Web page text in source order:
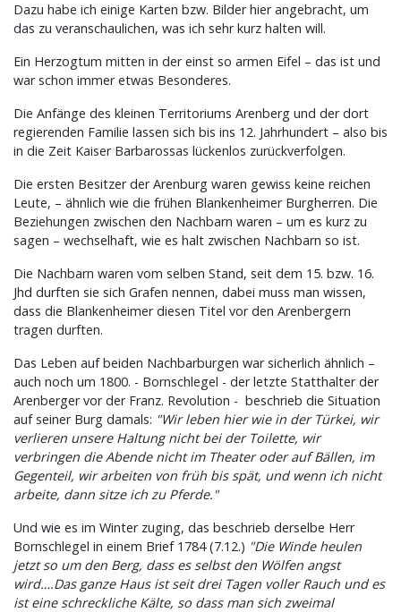
Dazu habe ich einige Karten bzw. Bilder hier angebracht, um
das zu veranschaulichen, was ich sehr kurz halten will.
Ein Herzogtum mitten in der einst so armen Eifel – das ist und
war schon immer etwas Besonderes.
Die Anfänge des kleinen Territoriums Arenberg und der dort
regierenden Familie lassen sich bis ins 12. Jahrhundert – also bis
in die Zeit Kaiser Barbarossas lückenlos zurückverfolgen.
Die ersten Besitzer der Arenburg waren gewiss keine reichen
Leute, – ähnlich wie die frühen Blankenheimer Burgherren. Die
Beziehungen zwischen den Nachbarn waren – um es kurz zu
sagen – wechselhaft, wie es halt zwischen Nachbarn so ist.
Die Nachbarn waren vom selben Stand, seit dem 15. bzw. 16.
Jhd durften sie sich Grafen nennen, dabei muss man wissen,
dass die Blankenheimer diesen Titel vor den Arenbergern
tragen durften.
Das Leben auf beiden Nachbarburgen war sicherlich ähnlich –
auch noch um 1800. - Bornschlegel - der letzte Statthalter der
Arenberger vor der Franz. Revolution - beschrieb die Situation
auf seiner Burg damals: "Wir leben hier wie in der Türkei, wir
verlieren unsere Haltung nicht bei der Toilette, wir
verbringen die Abende nicht im Theater oder auf Bällen, im
Gegenteil, wir arbeiten von früh bis spät, und wenn ich nicht
arbeite, dann sitze ich zu Pferde."
Und wie es im Winter zuging, das beschrieb derselbe Herr
Bornschlegel in einem Brief 1784 (7.12.) "Die Winde heulen
jetzt so um den Berg, dass es selbst den Wölfen angst
wird….Das ganze Haus ist seit drei Tagen voller Rauch und es
ist eine schreckliche Kälte, so dass man sich zweimal